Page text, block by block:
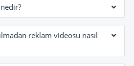
reklam videosu nasıl